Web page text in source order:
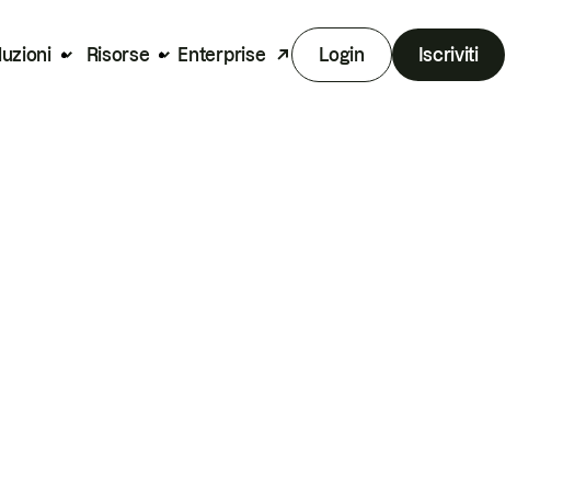
Risorse Enterprise Login Iscriviti